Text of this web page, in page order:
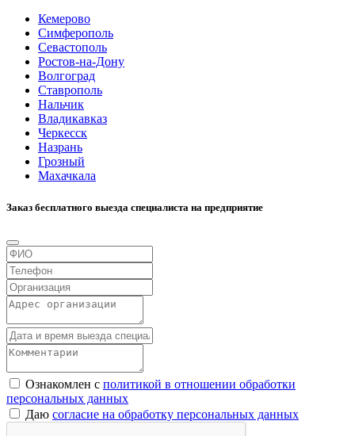
Кемерово
Симферополь
Севастополь
Ростов-на-Дону
Волгоград
Ставрополь
Нальчик
Владикавказ
Черкесск
Назрань
Грозный
Махачкала
Заказ бесплатного выезда специалиста на предприятие
Ознакомлен с политикой в отношении обработки
персональных данных
Даю согласие на обработку персональных данных